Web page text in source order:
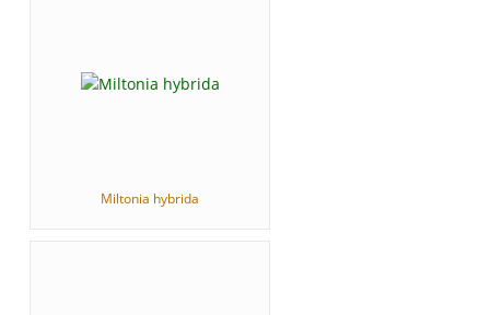
Miltonia hybrida